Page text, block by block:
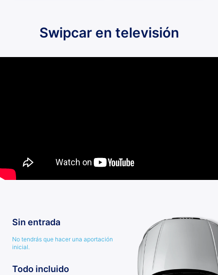
Swipcar en televisión
Sin entrada
No tendrás que hacer una aportación
inicial.
Todo incluido